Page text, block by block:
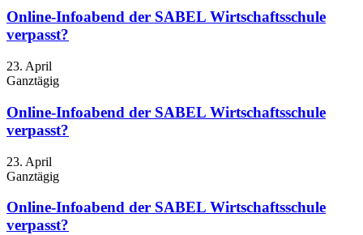
Online-Infoabend der SABEL Wirtschaftsschule
verpasst?
23. April
Ganztägig
Online-Infoabend der SABEL Wirtschaftsschule
verpasst?
23. April
Ganztägig
Online-Infoabend der SABEL Wirtschaftsschule
verpasst?